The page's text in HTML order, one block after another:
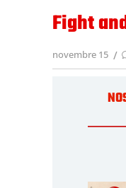
Fight
novembre 15